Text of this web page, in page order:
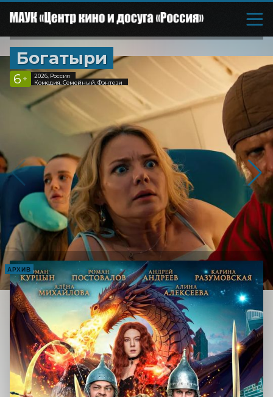
Богатыри
6 +
2026, Россия
Комедия, Семейный, Фэнтези
АРХИВ